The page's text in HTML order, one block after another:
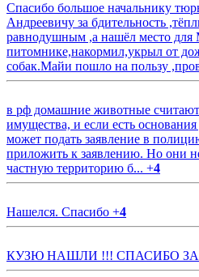
Спасибо большое начальнику
Андреевичу за бдительность
равнодушным ,а нашёл место для
питомнике,накормил,укрыл от
собак.Майи пошло на пользу
в рф домашние животные
имущества, и если есть
может подать заявление в
приложить к заявлению. Но они
частную территорию б... +4
Нашелся. Спасибо +4
КУЗЮ НАШЛИ !!! СПАСИБО